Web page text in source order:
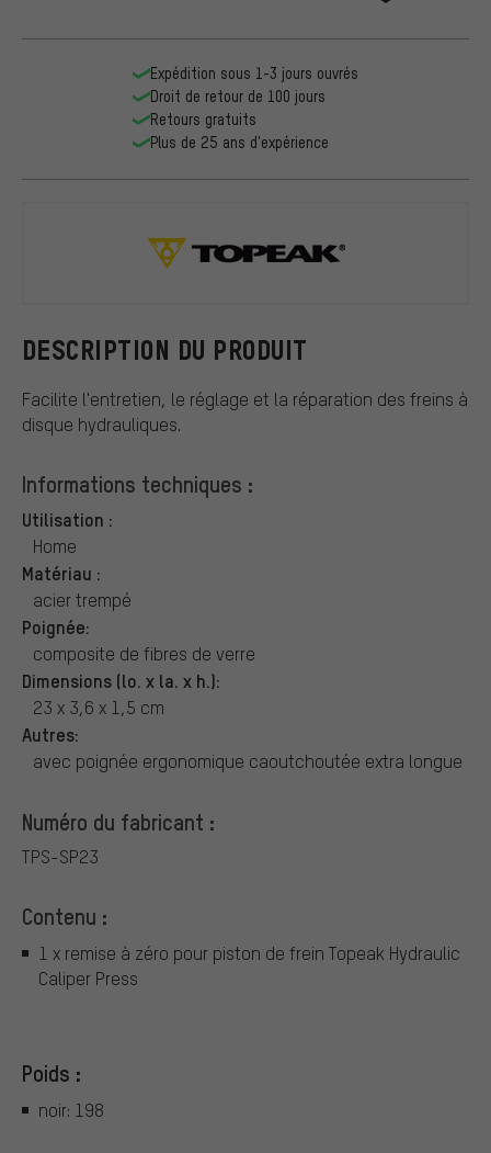
DESCRIPTION DU PRODUIT
Facilite l'entretien, le réglage et la réparation des freins à
disque hydrauliques.
Informations techniques :
Utilisation :
Home
Matériau :
acier trempé
Poignée:
composite de fibres de verre
Dimensions (lo. x la. x h.):
23 x 3,6 x 1,5 cm
Autres:
avec poignée ergonomique caoutchoutée extra longue
Numéro du fabricant :
TPS-SP23
Contenu :
1 x remise à zéro pour piston de frein Topeak Hydraulic
Caliper Press
Poids :
noir: 198
Expédition sous 1-3 jours ouvrés
Droit de retour de 100 jours
Retours gratuits
Plus de 25 ans d'expérience